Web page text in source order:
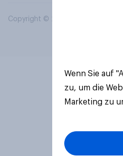
Copyright © 2026 YouGov PLC.
Wenn Sie auf
zu, um die
Marketing zu